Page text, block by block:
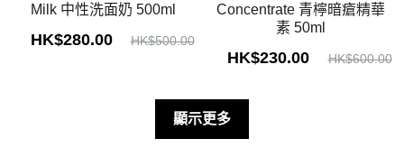
Milk 中性洗面奶 500ml
HK$280.00 HK$500.00
Concentrate 青檸暗瘡精華
素 50ml
HK$230.00 HK$600.00
顯示更多